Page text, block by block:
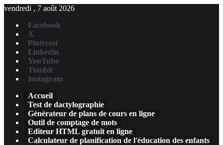
vendredi , 7 août 2026
Facebook
X
Pinterest
Linkedin
YouTube
Tumblr
Instagram
Accueil
Test de dactylographie
Générateur de plans de cours en ligne
Outil de comptage de mots
Editeur HTML gratuit en ligne
Calculateur de planification de l'éducation des enfants